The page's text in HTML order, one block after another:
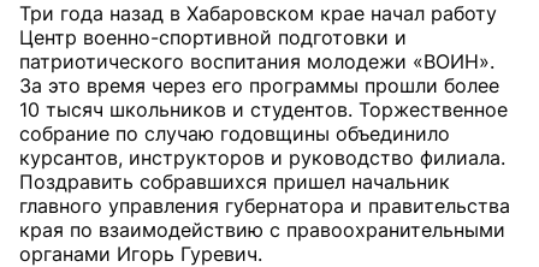
Три года назад в Хабаровском крае начал работу
Центр военно-спортивной подготовки и
патриотического воспитания молодежи «ВОИН».
За это время через его программы прошли более
10 тысяч школьников и студентов. Торжественное
собрание по случаю годовщины объединило
курсантов, инструкторов и руководство филиала.
Поздравить собравшихся пришел начальник
главного управления губернатора и правительства
края по взаимодействию с правоохранительными
органами Игорь Гуревич.